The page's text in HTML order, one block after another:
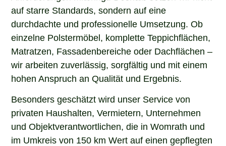
auf starre Standards, sondern auf eine
durchdachte und professionelle Umsetzung. Ob
einzelne Polstermöbel, komplette Teppichflächen,
Matratzen, Fassadenbereiche oder Dachflächen –
wir arbeiten zuverlässig, sorgfältig und mit einem
hohen Anspruch an Qualität und Ergebnis.
Besonders geschätzt wird unser Service von
privaten Haushalten, Vermietern, Unternehmen
und Objektverantwortlichen, die in Womrath und
im Umkreis von 150 km Wert auf einen gepflegten